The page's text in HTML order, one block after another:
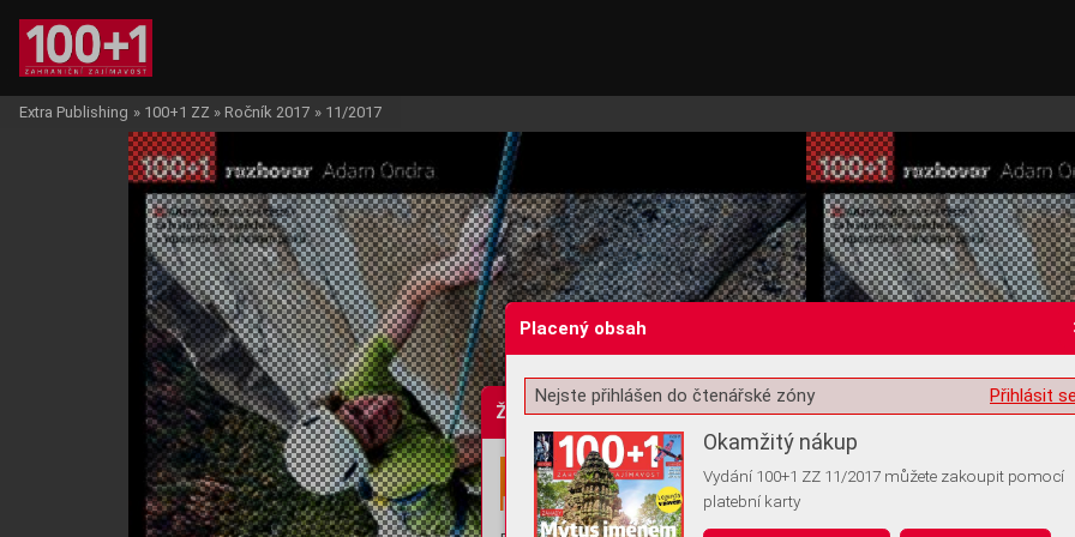
Žádost o souhlas s ukládáním volitelných informací
Extra Publishing » 100+1 ZZ » Ročník 2017 » 11/2017
Placený obsah
Přihlásit
Nejste přihlášen do čtenářské zóny
Okamžitý nákup
Vydání 100+1 ZZ 11/2017 můžete zakoupit pomocí
platební karty